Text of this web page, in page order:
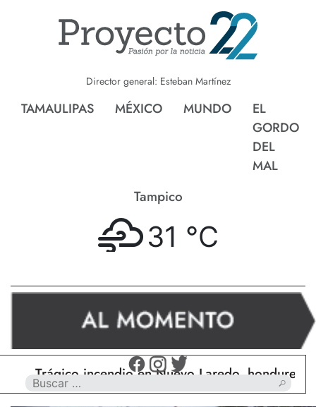
Director general: Esteban Martínez
TAMAULIPAS MÉXICO MUNDO
EL
GORDO
DEL
MAL
Tampico
31 °C
incendio en Nuevo Laredo, hondureño